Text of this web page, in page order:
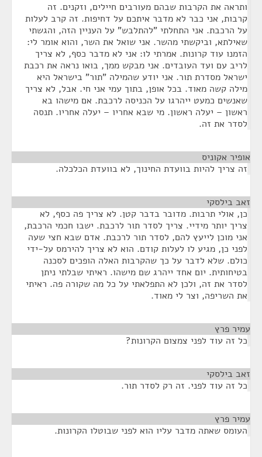
ותראה את הקרבות שבהם מעורבים חיילים, וזקנים. זה
קרבות, אני כבר לא מדבר איתכם על דחיפות. זה קרב לעלות
על הרכבת. אני התחלתי "להתלבש" על העניין הזה, והגשתי
שאילתא, וביקשתי מהשר. אני שואל את השר, והוא אומר לי:
הזמנו עוד קרונות. אמרתי לו: אני לא מדבר כסף, לא צריך
לריב עם ועד העובדים. אני מבקש ממך, בואו נראה את רכבת
ישראל מסדרת תור. אני יודע שהמילה "תור" בישראל היא
מילה קשה מאוד. בכל אופן, בתוך עמי אני חי. אבל, לא צריך
שאנשים כמעט ייהרגו על הכניסה לרכבת. אם מישהו בא
ראשון – יעלה ראשון. מי שבא אחריו – יעלה אחריו. תנסה
לסדר את זה.
אופיר אקוניס
זה צריך להיות בוועדת החינוך, לא בוועדת הכלכלה.
זאב בילסקי
כן, אולי תרבות. מדובר בדבר קטן. לא צריך פה כסף, לא
צריך יותר מידיי. צריך לסדר תור לרכבת. ישבו חכמי הרכבת,
אני מוכן לייעץ להם, לסדר תור לרכבת. אדם שבא חצי שעה
לפני כן, מגיע לו לעלות קודם. הוא לא צריך להירמס על-ידי
כולם. שלא לדבר על כך שהקרבות האלה הופכים לסכנה
בטיחותית. יום אחד ייהרג שם מישהו. ראיתי שבלתי ניתן
לסדר את זה, ולכן לא התפלאתי על כל מה שקורה פה. ראיתי
את השריפה, וצר לי מאוד.
עמיר פרץ
כל זה עוד לפני צמצום הקרונות?
זאב בילסקי
כל זה עוד לפני. זה רק לסדר תור.
עמיר פרץ
העומס שאתה מדבר עליו הוא לפני שבוטלו הקרונות.